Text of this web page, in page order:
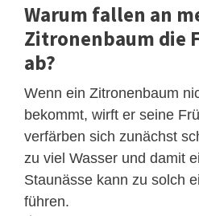
Warum fallen an
Zitronenbaum die
ab?
Wenn ein Zitronenbaum
bekommt, wirft er seine
verfärben sich zunächst
zu viel Wasser und damit
Staunässe kann zu solch
führen.